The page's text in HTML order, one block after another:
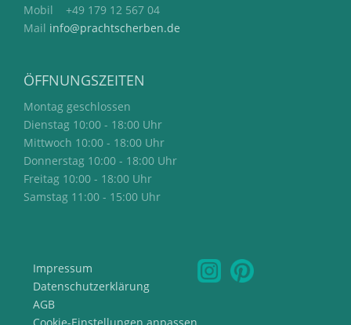
Mobil +49 179 12 567 04
Mail info@prachtscherben.de
ÖFFNUNGSZEITEN
Montag geschlossen
Dienstag 10:00 - 18:00 Uhr
Mittwoch 10:00 - 18:00 Uhr
Donnerstag 10:00 - 18:00 Uhr
Freitag 10:00 - 18:00 Uhr
Samstag 11:00 - 15:00 Uhr
Impressum
Datenschutzerklärung
AGB